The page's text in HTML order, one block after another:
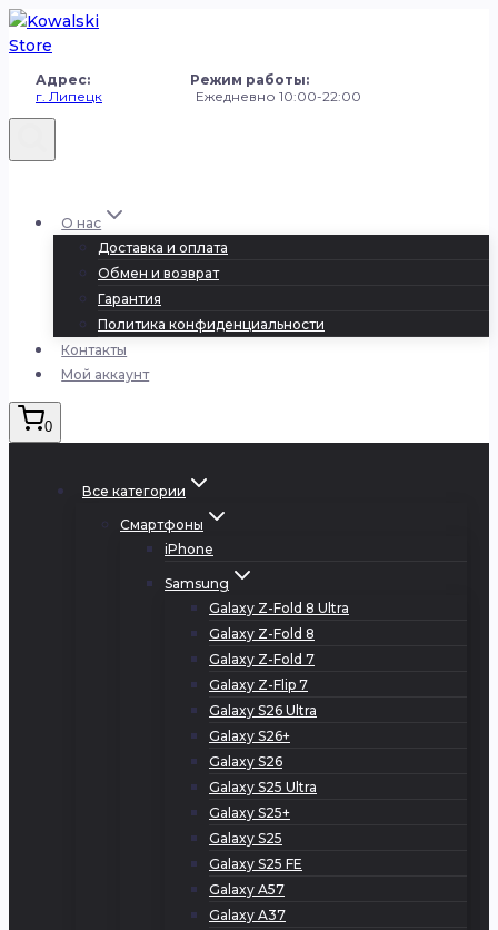
Перейти
к
Адрес: Режим работы:
г. Липецк Ежедневно 10:00-22:00
О нас
Доставка и оплата
Обмен и возврат
Гарантия
Политика конфиденциальности
Контакты
Мой аккаунт
0
Все категории
Смартфоны
iPhone
Samsung
Galaxy Z-Fold 8 Ultra
Galaxy Z-Fold 8
Galaxy Z-Fold 7
Galaxy Z-Flip 7
Galaxy S26 Ultra
Galaxy S26+
Galaxy S26
Galaxy S25 Ultra
Galaxy S25+
Galaxy S25
Galaxy S25 FE
Galaxy A57
Galaxy A37